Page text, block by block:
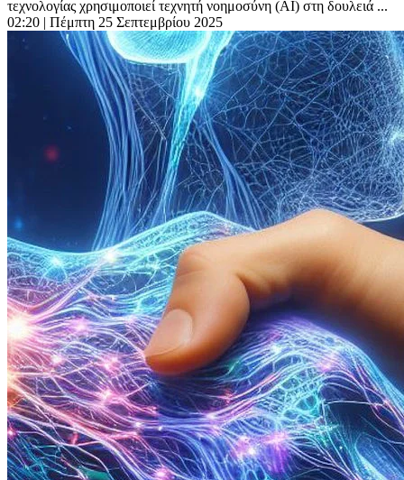
τεχνολογίας χρησιμοποιεί τεχνητή νοημοσύνη (AI) στη δουλειά ...
02:20 | Πέμπτη 25 Σεπτεμβρίου 2025